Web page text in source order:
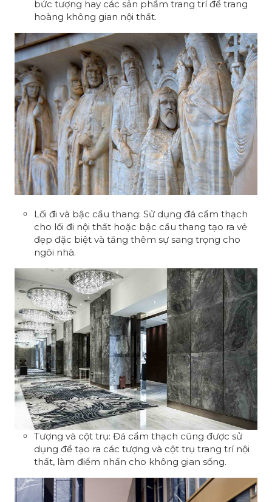
bức tượng hay các sản phẩm trang trí để trang
hoàng không gian nội thất.
Lối đi và bậc cầu thang: Sử dụng đá cẩm thạch
cho lối đi nội thất hoặc bậc cầu thang tạo ra vẻ
đẹp đặc biệt và tăng thêm sự sang trọng cho
ngôi nhà.
Tượng và cột trụ: Đá cẩm thạch cũng được sử
dụng để tạo ra các tượng và cột trụ trang trí nội
thất, làm điểm nhấn cho không gian sống.